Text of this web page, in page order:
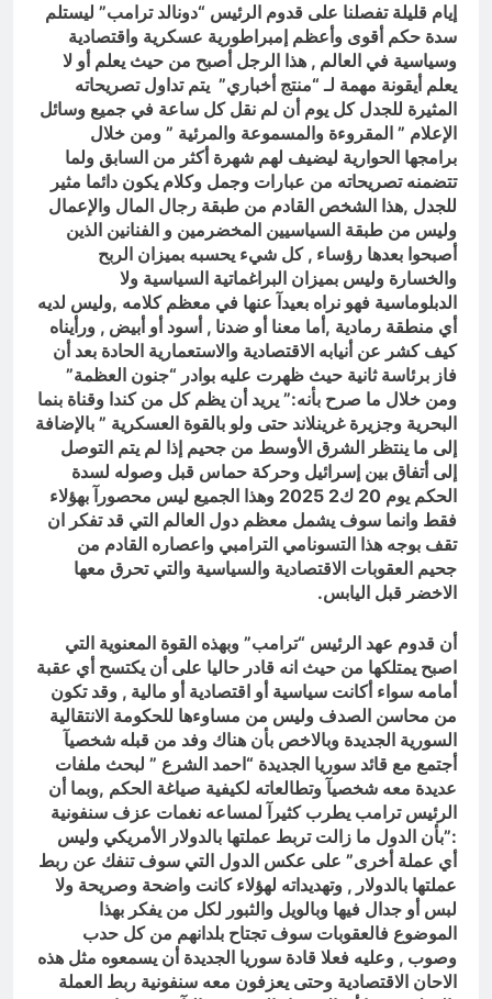
إيام قليلة تفصلنا على قدوم الرئيس “دونالد ترامب” ليستلم
سدة حكم أقوى وأعظم إمبراطورية عسكرية واقتصادية
وسياسية في العالم , هذا الرجل أصبح من حيث يعلم أو لا
يعلم أيقونة مهمة لـ “منتج أخباري” يتم تداول تصريحاته
المثيرة للجدل كل يوم أن لم نقل كل ساعة في جميع وسائل
الإعلام ” المقروءة والمسموعة والمرئية ” ومن خلال
برامجها الحوارية ليضيف لهم شهرة أكثر من السابق ولما
تتضمنه تصريحاته من عبارات وجمل وكلام يكون دائما مثير
للجدل ,هذا الشخص القادم من طبقة رجال المال والإعمال
وليس من طبقة السياسيين المخضرمين و الفنانين الذين
أصبحوا بعدها رؤساء , كل شيء يحسبه بميزان الربح
والخسارة وليس بميزان البراغماتية السياسية ولا
الدبلوماسية فهو نراه بعيدآ عنها في معظم كلامه ,وليس لديه
أي منطقة رمادية ,أما معنا أو ضدنا , أسود أو أبيض , ورأيناه
كيف كشر عن أنيابه الاقتصادية والاستعمارية الحادة بعد أن
فاز برئاسة ثانية حيث ظهرت عليه بوادر “جنون العظمة”
ومن خلال ما صرح بأنه:” يريد أن يظم كل من كندا وقناة بنما
البحرية وجزيرة غرينلاند حتى ولو بالقوة العسكرية ” بالإضافة
إلى ما ينتظر الشرق الأوسط من جحيم إذا لم يتم التوصل
إلى أتفاق بين إسرائيل وحركة حماس قبل وصوله لسدة
الحكم يوم 20 ك2 2025 وهذا الجميع ليس محصورآ بهؤلاء
فقط وانما سوف يشمل معظم دول العالم التي قد تفكر ان
تقف بوجه هذا التسونامي الترامبي واعصاره القادم من
جحيم العقوبات الاقتصادية والسياسية والتي تحرق معها
الاخضر قبل اليابس.
أن قدوم عهد الرئيس “ترامب” وبهذه القوة المعنوية التي
اصبح يمتلكها من حيث انه قادر حاليا على أن يكتسح أي عقبة
أمامه سواء أكانت سياسية أو اقتصادية أو مالية , وقد تكون
من محاسن الصدف وليس من مساوءها للحكومة الانتقالية
السورية الجديدة وبالاخص بأن هناك وفد من قبله شخصيآ
أجتمع مع قائد سوريا الجديدة “احمد الشرع ” لبحث ملفات
عديدة معه شخصيآ وتطالعاته لكيفية صياغة الحكم ,وبما أن
الرئيس ترامب يطرب كثيرآ لمساعه نغمات عزف سنفونية
:”بأن الدول ما زالت تربط عملتها بالدولار الأمريكي وليس
أي عملة أخرى” على عكس الدول التي سوف تنفك عن ربط
عملتها بالدولار , وتهديداته لهؤلاء كانت واضحة وصريحة ولا
لبس أو جدال فيها وبالويل والثبور لكل من يفكر بهذا
الموضوع فالعقوبات سوف تجتاح بلدانهم من كل حدب
وصوب , وعليه فعلا قادة سوريا الجديدة أن يسمعوه مثل هذه
الاحان الاقتصادية وحتى يعزفون معه سنفونية ربط العملة